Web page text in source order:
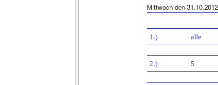
Mittwoch den 31.10.2012
1.) alle
2.) 5